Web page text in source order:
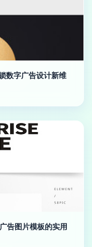
数字广告设计新维
告图片模板的实用